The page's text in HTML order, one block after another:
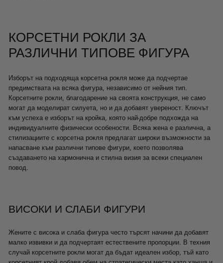
КОРСЕТНИ РОКЛИ ЗА
РАЗЛИЧНИ ТИПОВЕ ФИГУРА
Изборът на подходяща корсетна рокля може да подчертае
предимствата на всяка фигура, независимо от нейния тип.
Корсетните рокли, благодарение на своята конструкция, не само
могат да моделират силуета, но и да добавят увереност. Ключът
към успеха е изборът на кройка, която най-добре подхожда на
индивидуалните физически особености. Всяка жена е различна, а
стилизациите с корсетна рокля предлагат широки възможности за
напасване към различни типове фигури, което позволява
създаването на хармонична и стилна визия за всеки специален
повод.
ВИСОКИ И СЛАБИ ФИГУРИ
Жените с висока и слаба фигура често търсят начини да добавят
малко извивки и да подчертаят естествените пропорции. В техния
случай корсетните рокли могат да бъдат идеален избор, тъй като